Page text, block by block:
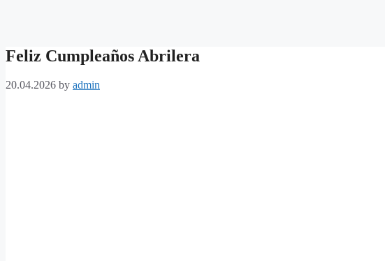
Feliz Cumpleaños Abrilera
20.04.2026 by admin